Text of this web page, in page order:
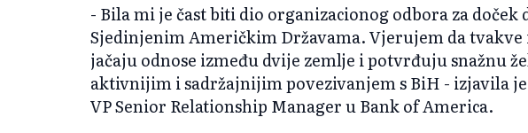
- Bila mi je čast biti dio organizacionog odbora za doček
Sjedinjenim Američkim Državama. Vjerujem da
jačaju odnose između dvije zemlje i potvrđuju snažnu
aktivnijim i sadržajnijim povezivanjem s BiH - izjavila
VP Senior Relationship Manager u Bank of America.